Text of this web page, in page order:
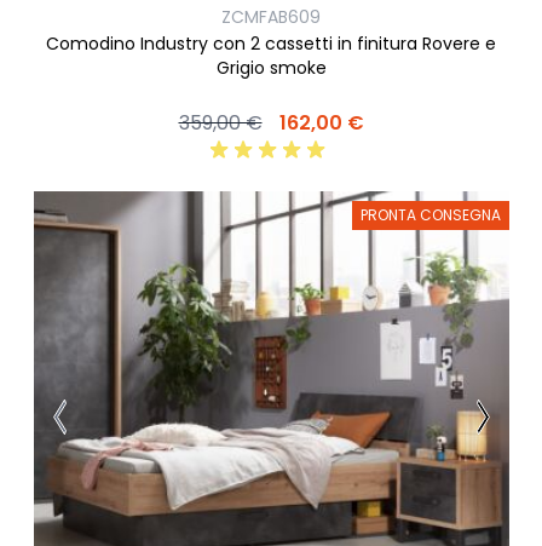
ZCMFAB609
Comodino Industry con 2 cassetti in finitura Rovere e
Grigio smoke
359,00 € 162,00 €
PRONTA CONSEGNA